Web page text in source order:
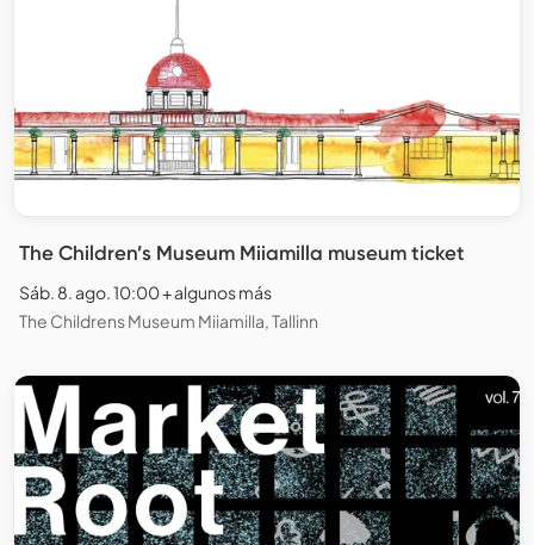
The Children’s Museum Miiamilla museum ticket
Sáb. 8. ago. 10:00 + algunos más
The Childrens Museum Miiamilla, Tallinn